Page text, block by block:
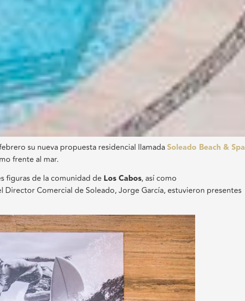
su nueva propuesta residencial llamadaSoleado Beach & Spa
frente al mar.
figuras de la comunidad de Los Cabos, así como
Comercial de Soleado, Jorge García, estuvieron presentes